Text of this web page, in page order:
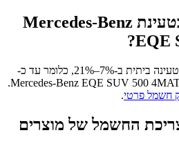
Mercedes-Benz
EQE
?
כלומר עד כ-
Mercedes-Benz EQE SUV 500
.
חשמל פרטי.
החשמל של מוצרים